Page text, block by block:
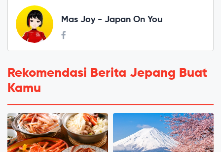
Mas Joy - Japan On You
Rekomendasi Berita Jepang Buat
Kamu